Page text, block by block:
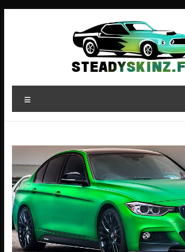
steadyskinz.fr